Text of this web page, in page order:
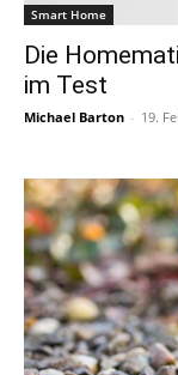
Smart Home
Die
im Test
Michael Barton - 19.